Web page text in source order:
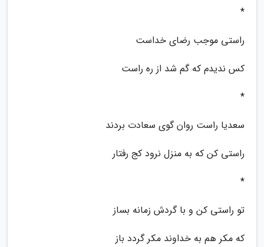
*
راستی موجب رضای خداست
کس ندیدم که گم شد از ره راست
*
سعدیا راست روان گوی سعادت بردند
راستی کن که به منزل نرود کج رفتار
*
تو راستی کن و با گردش زمانه بساز
که مکر هم به خداوند مکر گردد باز